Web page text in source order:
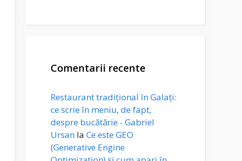
Comentarii recente
Restaurant tradițional în Galați:
ce scrie în meniu, de fapt,
despre bucătărie - Gabriel
Ursan la Ce este GEO
(Generative Engine